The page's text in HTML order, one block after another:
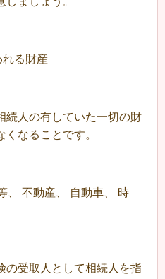
る財産
続人の有していた一切の財
なることです。
不動産、 自動車、 時
の受取人として相続人を指